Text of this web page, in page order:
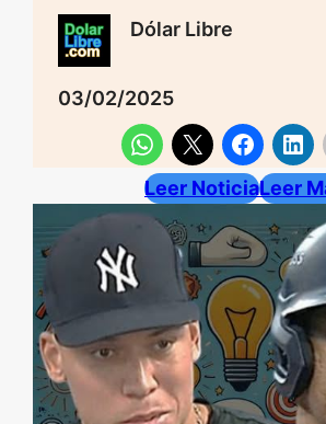
Dólar Libre
03/02/2025
Leer NoticiaLeer